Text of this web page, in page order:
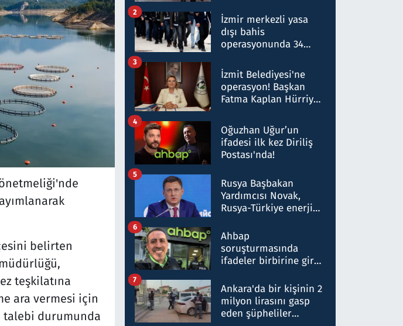
belirten
teşkilatına
ara vermesi için
talebi durumunda
hakkında gözaltı kararı
İzmir merkezli yasa
dışı bahis
operasyonunda 34
Milyar liralık para
trafiği tespit edildi
2
İzmit Belediyesi'ne
operasyon! Başkan
Fatma Kaplan Hürriyet
3
Oğuzhan Uğur’un
ifadesi ilk kez Diriliş
Postası'nda!
4
Rusya Başbakan
Yardımcısı Novak,
Rusya-Türkiye enerji
nitelikte olduğunu
belirtti
5
Ahbap
soruşturmasında
ifadeler birbirine girdi:
ifadelerinden ortaya
çıkan tablo şok etti
6
Ankara'da bir kişinin 2
milyon lirasını gasp
eden şüpheliler
7